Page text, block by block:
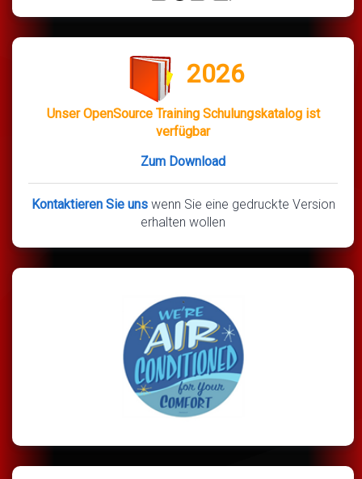
2026
Unser OpenSource Training Schulungskatalog ist
verfügbar
Zum Download
Kontaktieren Sie uns wenn Sie eine gedruckte Version
erhalten wollen